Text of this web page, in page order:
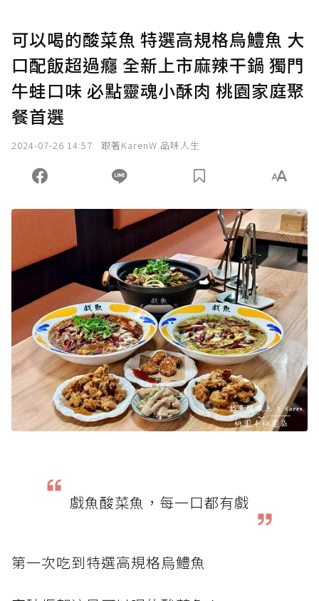
可以喝的酸菜魚 特選高規格烏鱧魚 大
口配飯超過癮 全新上市麻辣干鍋 獨門
牛蛙口味 必點靈魂小酥肉 桃園家庭聚
餐首選
2024-07-26 14:57 跟著KarenW.品味人生
戲魚酸菜魚，每一口都有戲
第一次吃到特選高規格烏鱧魚